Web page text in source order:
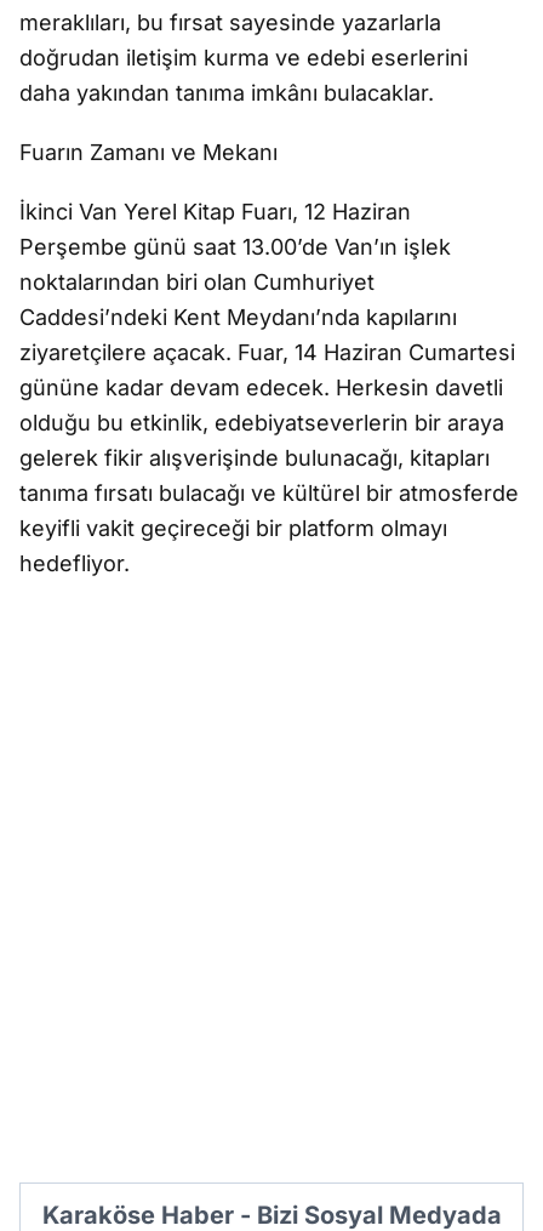
meraklıları, bu fırsat sayesinde yazarlarla
doğrudan iletişim kurma ve edebi eserlerini
daha yakından tanıma imkânı bulacaklar.
Fuarın Zamanı ve Mekanı
İkinci Van Yerel Kitap Fuarı, 12 Haziran
Perşembe günü saat 13.00’de Van’ın işlek
noktalarından biri olan Cumhuriyet
Caddesi’ndeki Kent Meydanı’nda kapılarını
ziyaretçilere açacak. Fuar, 14 Haziran Cumartesi
gününe kadar devam edecek. Herkesin davetli
olduğu bu etkinlik, edebiyatseverlerin bir araya
gelerek fikir alışverişinde bulunacağı, kitapları
tanıma fırsatı bulacağı ve kültürel bir atmosferde
keyifli vakit geçireceği bir platform olmayı
hedefliyor.
Karaköse Haber - Bizi Sosyal Medyada